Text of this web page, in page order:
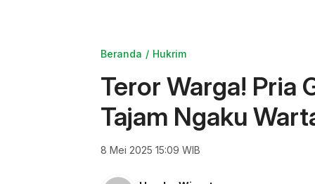
Beranda Hukrim
Teror Warga! Pria
Tajam Ngaku
8 Mei 2025 15:09 WIB